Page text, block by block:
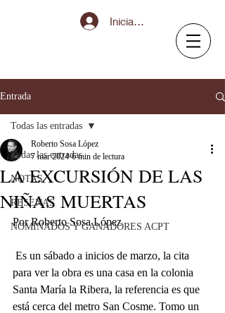
Iniciar sesión
Entrada
Todas las entradas
NOTAS
RESEÑAS
NOMINADOS Y GANADORES ACPT
Todas las entradas
LA EXCURSIÓN DE LAS
NIÑAS MUERTAS
Roberto Sosa López
7 mar 2024 6 min de lectura
Por Roberto Sosa López
para ver la obra es una casa en la colonia
Santa María la Ribera, la referencia es que
está cerca del metro San Cosme. Tomo un